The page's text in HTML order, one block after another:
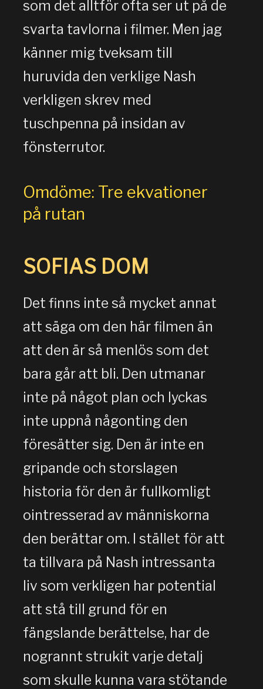
som det alltför ofta ser ut på de
svarta tavlorna i filmer. Men jag
känner mig tveksam till
huruvida den verklige Nash
verkligen skrev med
tuschpenna på insidan av
fönsterrutor.
Omdöme: Tre ekvationer
på rutan
SOFIAS DOM
Det finns inte så mycket annat
att säga om den här filmen än
att den är så menlös som det
bara går att bli. Den utmanar
inte på något plan och lyckas
inte uppnå någonting den
föresätter sig. Den är inte en
gripande och storslagen
historia för den är fullkomligt
ointresserad av människorna
den berättar om. I stället för att
ta tillvara på Nash intressanta
liv som verkligen har potential
att stå till grund för en
fängslande berättelse, har de
nogrannt strukit varje detalj
som skulle kunna vara stötande